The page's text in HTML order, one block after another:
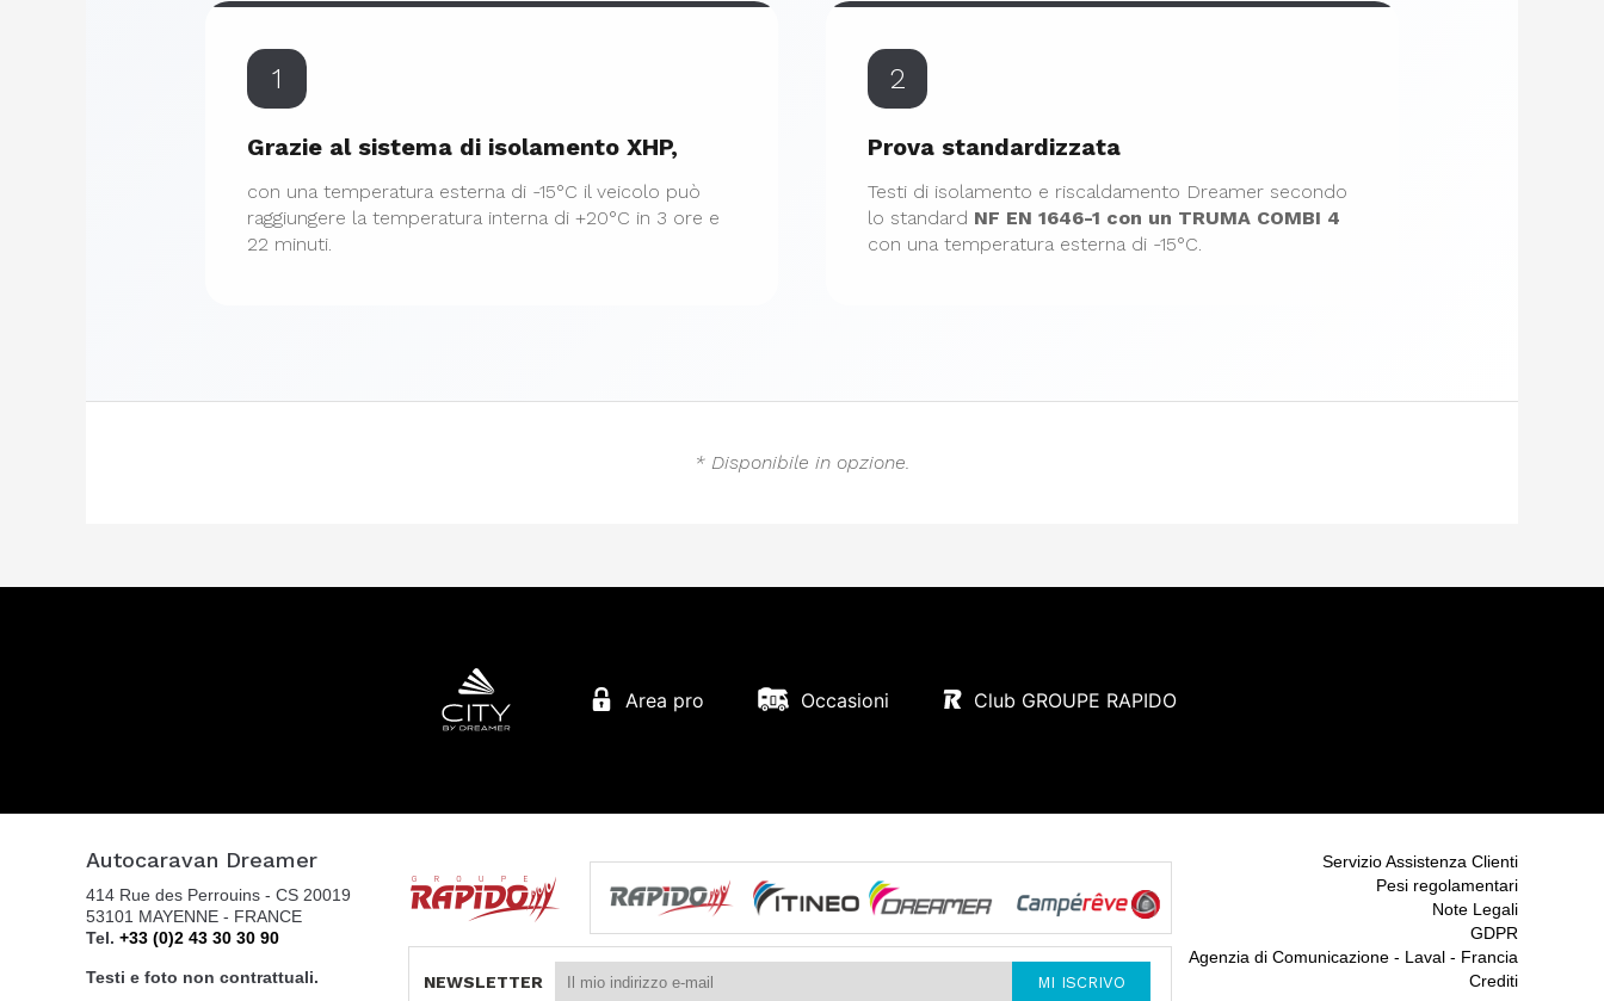
1
Grazie al sistema di isolamento XHP,
con una temperatura esterna di -15°C il veicolo può
raggiungere la temperatura interna di +20°C in 3 ore e
22 minuti.
2
Prova standardizzata
Testi di isolamento e riscaldamento Dreamer secondo
lo standard NF EN 1646-1 con un TRUMA COMBI 4
con una temperatura esterna di -15°C.
* Disponibile in opzione.
Area pro Occasioni Club GROUPE RAPIDO
Autocaravan Dreamer
414 Rue des Perrouins - CS 20019
53101 MAYENNE - FRANCE
Tel. +33 (0)2 43 30 30 90
Testi e foto non contrattuali. NEWSLETTER
Servizio Assistenza Clienti
Pesi regolamentari
Note Legali
GDPR
Agenzia di Comunicazione - Laval - Francia
Crediti